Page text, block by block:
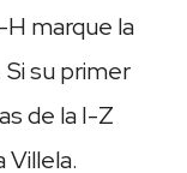
marque la
su primer
de la I-Z
Villela.